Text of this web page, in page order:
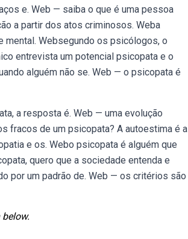
e. Web — saiba o que é uma pessoa
a partir dos atos criminosos. Weba
Websegundo os psicólogos, o
entrevista um potencial psicopata e o
alguém não se. Web — o psicopata é
a resposta é. Web — uma evolução
fracos de um psicopata? A autoestima é a
e os. Webo psicopata é alguém que
quero que a sociedade entenda e
por um padrão de. Web — os critérios são